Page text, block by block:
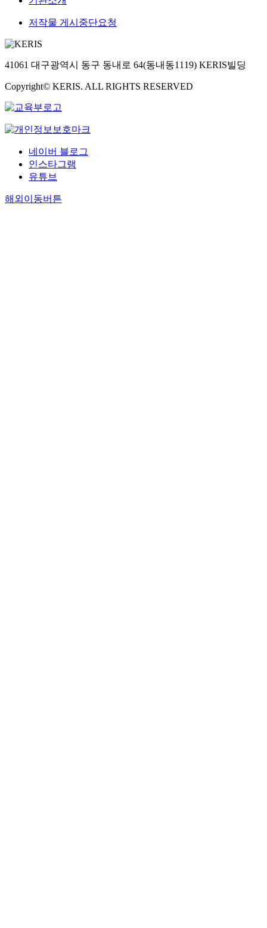
저작물 게시중단요청
41061 대구광역시 동구 동내로 64(동내동1119) KERIS빌딩
Copyright© KERIS. ALL RIGHTS RESERVED
네이버 블로그
인스타그램
유튜브
해외이동버튼